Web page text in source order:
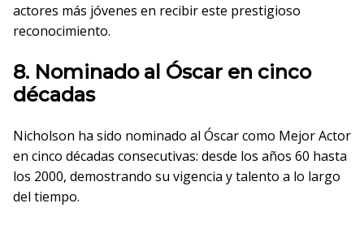
actores más jóvenes en recibir este prestigioso
reconocimiento.
8. Nominado al Óscar en cinco
décadas
Nicholson ha sido nominado al Óscar como Mejor Actor
en cinco décadas consecutivas: desde los años 60 hasta
los 2000, demostrando su vigencia y talento a lo largo
del tiempo.